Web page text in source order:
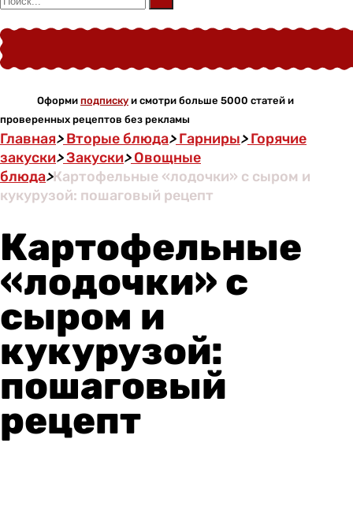
Оформи подписку и смотри больше 5000 статей и
проверенных рецептов без рекламы
Главная>Вторые блюда>Гарниры>Горячие
закуски>Закуски>Овощные
блюда>Картофельные «лодочки» с сыром и
кукурузой: пошаговый рецепт
Картофельные
«лодочки» с
сыром и
кукурузой:
пошаговый
рецепт